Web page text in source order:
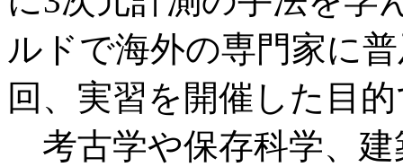
ルドで海外の専門家に
回、実習を開催した目
考古学や保存科学、建